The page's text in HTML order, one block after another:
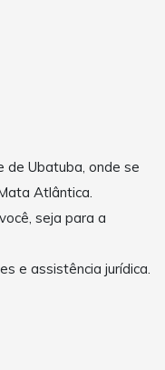
de Ubatuba, onde se
Atlântica.
seja para a
e assistência jurídica.